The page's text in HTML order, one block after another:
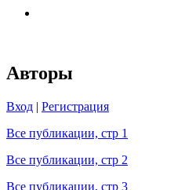
Авторы
Вход | Регистрация
Все публикации, стр 1
Все публикации, стр 2
Все публикации, стр 3